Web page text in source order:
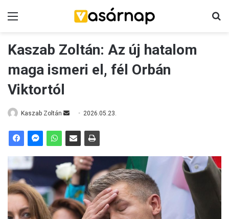
Kaszab Zoltán: Az új hatalom
maga ismeri el, fél Orbán
Viktortól
Kaszab Zoltán
n
a
n
e
m
a
2026.05.23.